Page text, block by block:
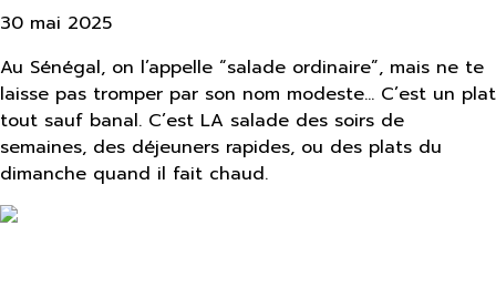
30 mai 2025
Au Sénégal, on l’appelle “salade ordinaire”, mais ne te
laisse pas tromper par son nom modeste… C’est un plat
tout sauf banal. C’est LA salade des soirs de
semaines, des déjeuners rapides, ou des plats du
dimanche quand il fait chaud.